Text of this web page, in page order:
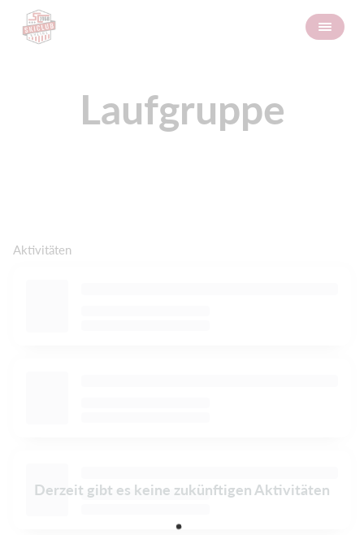
Laufgruppe
Aktivitäten
Derzeit gibt es keine zukünftigen Aktivitäten